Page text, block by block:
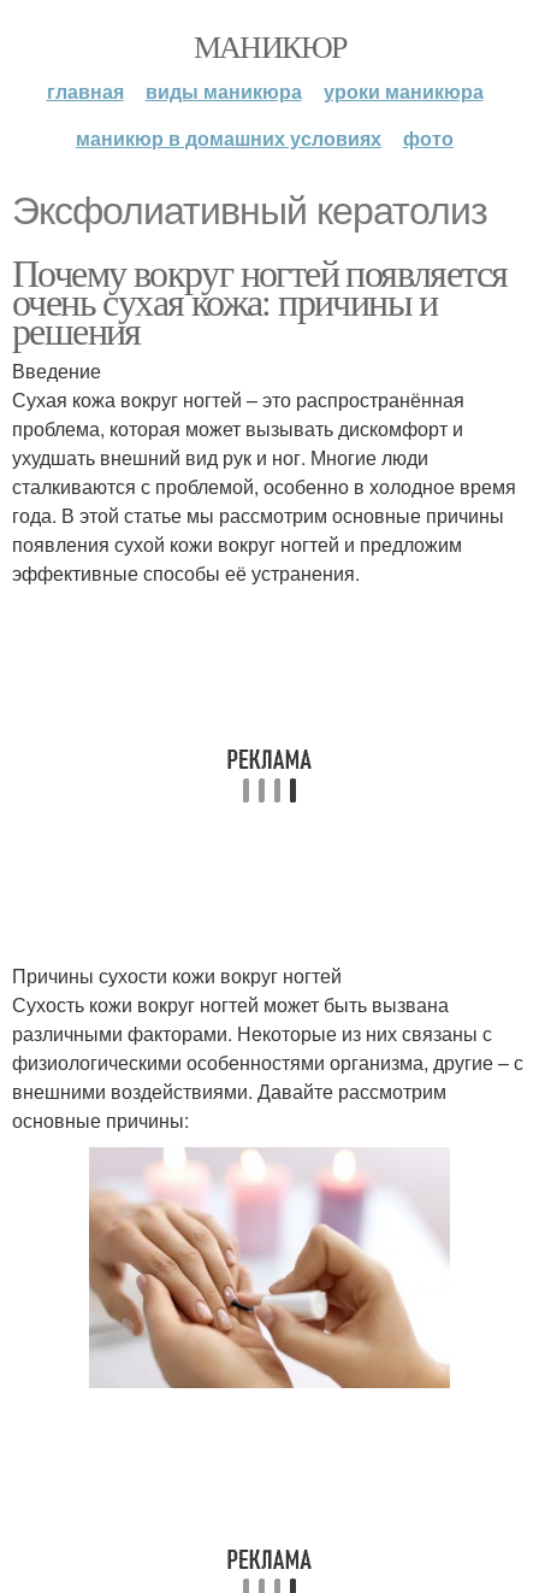
МАНИКЮР
главная виды маникюра
уроки маникюра
маникюр в домашних условиях
фото
Эксфолиативный кератолиз
Почему вокруг ногтей появляется
очень сухая кожа: причины и
решения
Введение
Сухая кожа вокруг ногтей – это распространённая
проблема, которая может вызывать дискомфорт и
ухудшать внешний вид рук и ног. Многие люди
сталкиваются с проблемой, особенно в холодное время
года. В этой статье мы рассмотрим основные причины
появления сухой кожи вокруг ногтей и предложим
эффективные способы её устранения.
Причины сухости кожи вокруг ногтей
Сухость кожи вокруг ногтей может быть вызвана
различными факторами. Некоторые из них связаны с
физиологическими особенностями организма, другие – с
внешними воздействиями. Давайте рассмотрим
основные причины: